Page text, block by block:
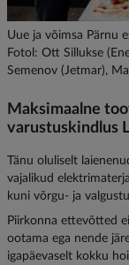
Uue ja võimsa Pärnu
Fotol: Ott Sillukse
Semenov (Jetmar),
Maksimaalne
varustuskindlus
Tänu oluliselt
vajalikud
kuni võrgu- ja
Piirkonna ettevõtted
ootama ega nende
igapäevaselt kokku